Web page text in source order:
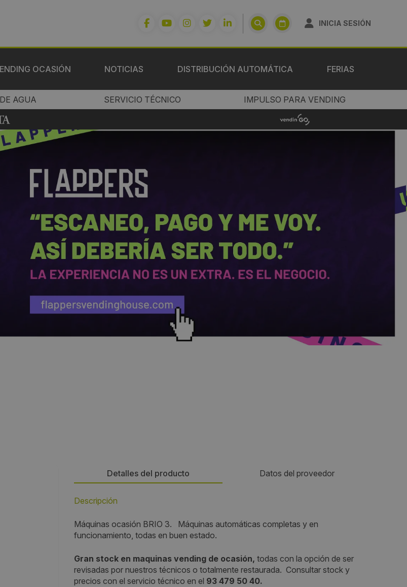
INICIA SESIÓN
OCASIÓN NOTICIAS DISTRIBUCIÓN AUTOMÁTICA FERIAS
AGUA SERVICIO TÉCNICO IMPULSO PARA VENDING
Detalles del producto Datos del proveedor
Descripción
Máquinas ocasión BRIO 3. Máquinas automáticas completas y en
funcionamiento, todas en buen estado.
Gran stock en maquinas vending de ocasión, todas con la opción de ser
revisadas por nuestros técnicos o totalmente restaurada. Consultar stock y
precios con el servicio técnico en el 93 479 50 40.
700 € 934795040
Email:
info@apliven.com